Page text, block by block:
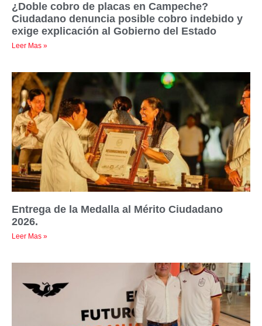
¿Doble cobro de placas en Campeche?
Ciudadano denuncia posible cobro indebido y
exige explicación al Gobierno del Estado
Leer Mas »
Entrega de la Medalla al Mérito Ciudadano
2026.
Leer Mas »